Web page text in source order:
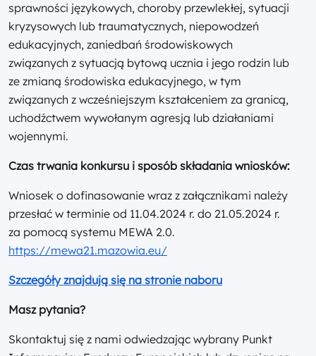
sprawności językowych, choroby przewlekłej, sytuacji
kryzysowych lub traumatycznych, niepowodzeń
edukacyjnych, zaniedbań środowiskowych
związanych z sytuacją bytową ucznia i jego rodzin lub
ze zmianą środowiska edukacyjnego, w tym
związanych z wcześniejszym kształceniem za granicą,
uchodźctwem wywołanym agresją lub działaniami
wojennymi.
Czas trwania konkursu i sposób składania wniosków:
Wniosek o dofinasowanie wraz z załącznikami należy
przesłać w terminie od 11.04.2024 r. do 21.05.2024 r.
za pomocą systemu MEWA 2.0.
https://mewa21.mazowia.eu/
Szczegóły znajdują się na stronie naboru
Masz pytania?
Skontaktuj się z nami odwiedzając wybrany Punkt